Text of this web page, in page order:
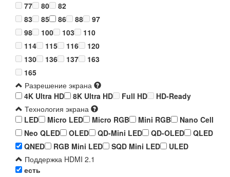
77
80
82
83
85 86 88
97
98
100 103
110
114
115 116
120
130
136 137
163
165
Разрешение экрана
4K Ultra HD
8K Ultra HD Full HD
HD-Ready
Технология экрана
LED
Micro LED Micro RGB Mini RGB
Nano Cell
Neo QLED
OLED QD-Mini LED QD-OLED
QLED
QNED
RGB Mini LED SQD Mini LED
ULED
Поддержка HDMI 2.1
есть